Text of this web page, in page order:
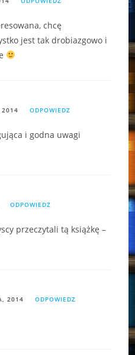
chcę
jest tak drobiazgowo i
2014 ODPOWIEDZ
i godna uwagi
ODPOWIEDZ
przeczytali tą książkę –
2014 ODPOWIEDZ